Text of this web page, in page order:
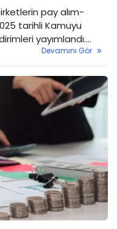
pay alım-
tarihli Kamuyu
yayımlandı.
pay devirleri ve
öne çıkan pay-
Devamını Gör